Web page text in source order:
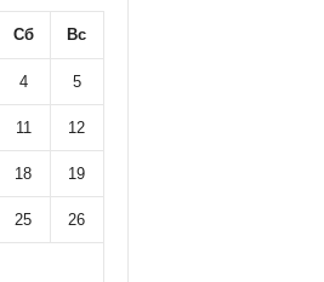
Сб Вс
4 5
11 12
18 19
25 26